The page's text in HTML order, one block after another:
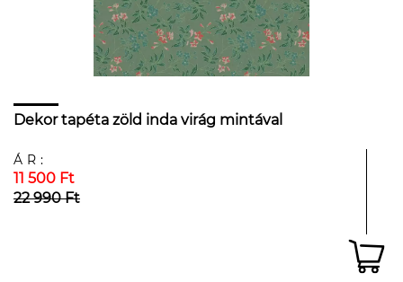
Dekor tapéta zöld inda virág mintával
ÁR:
11 500 Ft
22 990 Ft